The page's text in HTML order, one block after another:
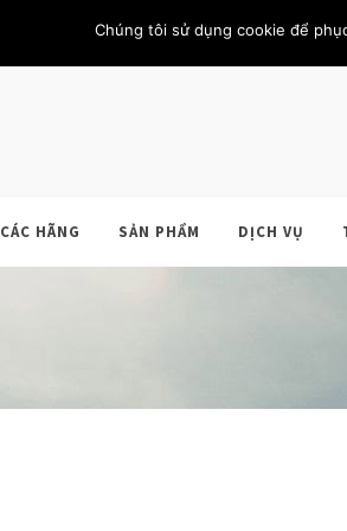
KHÁCH HÀNG LIÊN HỆ THÀNH VIÊN
CÁC HÃNG SẢN PHẨM DỊCH VỤ
Chúng tôi sử dụng cookie để